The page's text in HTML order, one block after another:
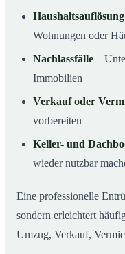
Haushaltsauflösung
Wohnungen oder
Nachlassfälle –
Immobilien
Verkauf oder
vorbereiten
Keller- und
wieder nutzbar
Eine professionelle
sondern erleichtert
Umzug, Verkauf,